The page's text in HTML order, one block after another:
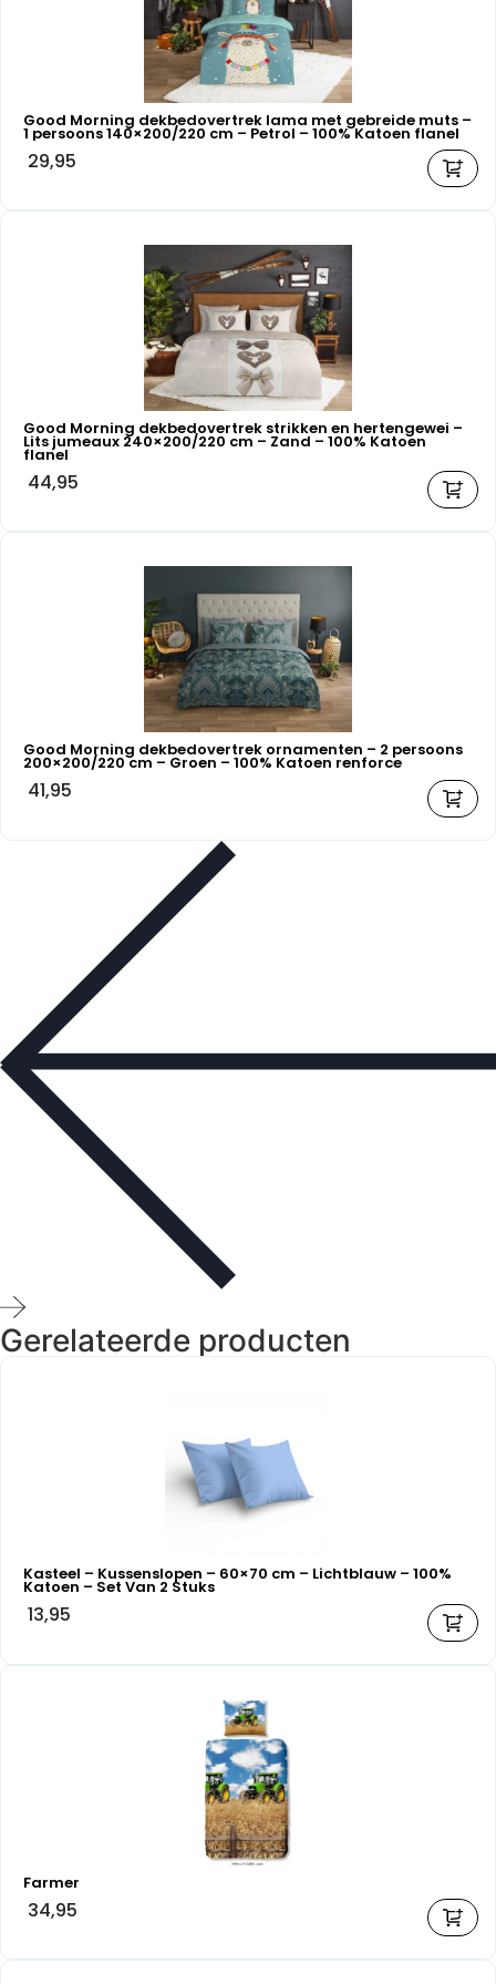
Good Morning dekbedovertrek lama met gebreide muts –
1 persoons 140×200/220 cm – Petrol – 100% Katoen flanel
29,95
Good Morning dekbedovertrek strikken en hertengewei –
Lits jumeaux 240×200/220 cm – Zand – 100% Katoen
flanel
44,95
Good Morning dekbedovertrek ornamenten – 2 persoons
200×200/220 cm – Groen – 100% Katoen renforce
41,95
Gerelateerde producten
Kasteel – Kussenslopen – 60×70 cm – Lichtblauw – 100%
Katoen – Set Van 2 Stuks
13,95
Farmer
34,95